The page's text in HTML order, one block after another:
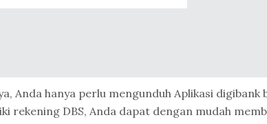
Anda hanya perlu mengunduh Aplikasi digibank
rekening DBS, Anda dapat dengan mudah